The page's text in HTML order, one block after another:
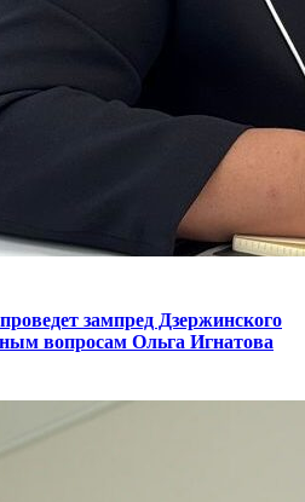
зампред Дзержинского
вопросам Ольга Игнатова